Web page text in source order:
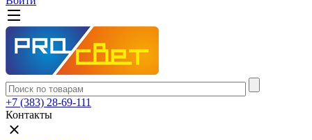
+7 (383) 28-69-111
Контакты